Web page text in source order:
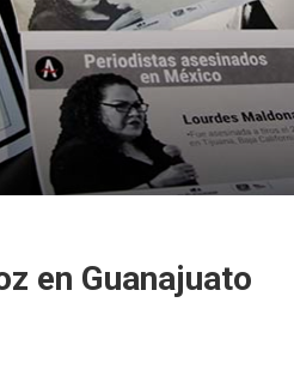
en Guanajuato